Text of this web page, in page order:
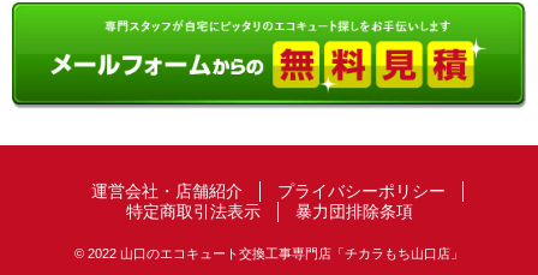
運営会社・店舗紹介
プライバシーポリシー
特定商取引法表示
暴力団排除条項
© 2022 山口のエコキュート交換工事専門店「チカラもち山口店」